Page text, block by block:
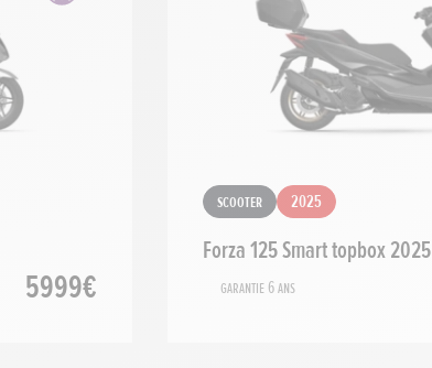
5999€
Scooter 2025
Forza 125 Smart topbox 2025
Garantie 6 ans